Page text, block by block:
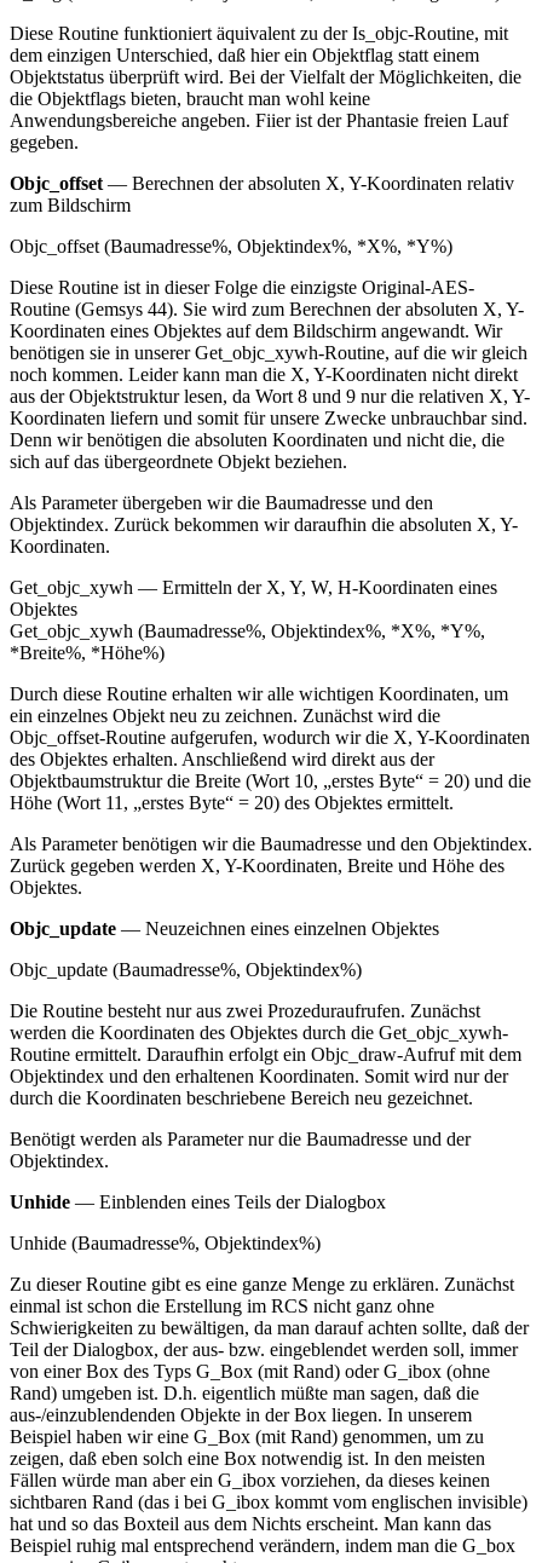
Diese Routine funktioniert äquivalent zu der Is_objc-Routine, mit
dem einzigen Unterschied, daß hier ein Objektflag statt einem
Objektstatus überprüft wird. Bei der Vielfalt der Möglichkeiten, die
die Objektflags bieten, braucht man wohl keine
Anwendungsbereiche angeben. Fiier ist der Phantasie freien Lauf
gegeben.
Objc_offset — Berechnen der absoluten X, Y-Koordinaten relativ
zum Bildschirm
Objc_offset (Baumadresse%, Objektindex%, *X%, *Y%)
Diese Routine ist in dieser Folge die einzigste Original-AES-
Routine (Gemsys 44). Sie wird zum Berechnen der absoluten X, Y-
Koordinaten eines Objektes auf dem Bildschirm angewandt. Wir
benötigen sie in unserer Get_objc_xywh-Routine, auf die wir gleich
noch kommen. Leider kann man die X, Y-Koordinaten nicht direkt
aus der Objektstruktur lesen, da Wort 8 und 9 nur die relativen X, Y-
Koordinaten liefern und somit für unsere Zwecke unbrauchbar sind.
Denn wir benötigen die absoluten Koordinaten und nicht die, die
sich auf das übergeordnete Objekt beziehen.
Als Parameter übergeben wir die Baumadresse und den
Objektindex. Zurück bekommen wir daraufhin die absoluten X, Y-
Koordinaten.
Get_objc_xywh — Ermitteln der X, Y, W, H-Koordinaten eines
Objektes
Get_objc_xywh (Baumadresse%, Objektindex%, *X%, *Y%,
*Breite%, *Höhe%)
Durch diese Routine erhalten wir alle wichtigen Koordinaten, um
ein einzelnes Objekt neu zu zeichnen. Zunächst wird die
Objc_offset-Routine aufgerufen, wodurch wir die X, Y-Koordinaten
des Objektes erhalten. Anschließend wird direkt aus der
Objektbaumstruktur die Breite (Wort 10, „erstes Byte“ = 20) und die
Höhe (Wort 11, „erstes Byte“ = 20) des Objektes ermittelt.
Als Parameter benötigen wir die Baumadresse und den Objektindex.
Zurück gegeben werden X, Y-Koordinaten, Breite und Höhe des
Objektes.
Objc_update — Neuzeichnen eines einzelnen Objektes
Objc_update (Baumadresse%, Objektindex%)
Die Routine besteht nur aus zwei Prozeduraufrufen. Zunächst
werden die Koordinaten des Objektes durch die Get_objc_xywh-
Routine ermittelt. Daraufhin erfolgt ein Objc_draw-Aufruf mit dem
Objektindex und den erhaltenen Koordinaten. Somit wird nur der
durch die Koordinaten beschriebene Bereich neu gezeichnet.
Benötigt werden als Parameter nur die Baumadresse und der
Objektindex.
Unhide — Einblenden eines Teils der Dialogbox
Unhide (Baumadresse%, Objektindex%)
Zu dieser Routine gibt es eine ganze Menge zu erklären. Zunächst
einmal ist schon die Erstellung im RCS nicht ganz ohne
Schwierigkeiten zu bewältigen, da man darauf achten sollte, daß der
Teil der Dialogbox, der aus- bzw. eingeblendet werden soll, immer
von einer Box des Typs G_Box (mit Rand) oder G_ibox (ohne
Rand) umgeben ist. D.h. eigentlich müßte man sagen, daß die
aus-/einzublendenden Objekte in der Box liegen. In unserem
Beispiel haben wir eine G_Box (mit Rand) genommen, um zu
zeigen, daß eben solch eine Box notwendig ist. In den meisten
Fällen würde man aber ein G_ibox vorziehen, da dieses keinen
sichtbaren Rand (das i bei G_ibox kommt vom englischen invisible)
hat und so das Boxteil aus dem Nichts erscheint. Man kann das
Beispiel ruhig mal entsprechend verändern, indem man die G_box